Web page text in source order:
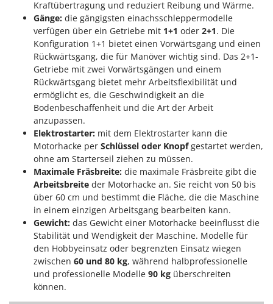
Rato
Reber
Redback
Resto Italia
Ribimex
Ripartrak
Ritter
River Systems
Robomow
Rossofuoco
Rover Pompe
Royal Food
Ryobi
S.T.P.
Santos
Kraftübertragung und reduziert Reibung und Wärme.
Gänge: die gängigsten einachsschleppermodelle
verfügen über ein Getriebe mit 1+1 oder 2+1. Die
Konfiguration 1+1 bietet einen Vorwärtsgang und einen
Rückwärtsgang, die für Manöver wichtig sind. Das 2+1-
Getriebe mit zwei Vorwärtsgängen und einem
Rückwärtsgang bietet mehr Arbeitsflexibilität und
ermöglicht es, die Geschwindigkeit an die
Bodenbeschaffenheit und die Art der Arbeit
anzupassen.
Elektrostarter: mit dem Elektrostarter kann die
Motorhacke per Schlüssel oder Knopfgestartet werden,
ohne am Starterseil ziehen zu müssen.
Maximale Fräsbreite: die maximale Fräsbreite gibt die
Arbeitsbreite der Motorhacke an. Sie reicht von 50 bis
über 60 cm und bestimmt die Fläche, die die Maschine
in einem einzigen Arbeitsgang bearbeiten kann.
Gewicht: das Gewicht einer Motorhacke beeinflusst die
Stabilität und Wendigkeit der Maschine. Modelle für
den Hobbyeinsatz oder begrenzten Einsatz wiegen
zwischen 60 und 80 kg, während halbprofessionelle
und professionelle Modelle 90 kg überschreiten
können.